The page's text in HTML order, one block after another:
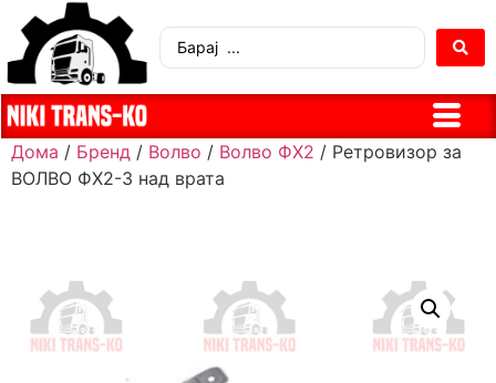
Дома / Бренд / Волво / Волво ФХ2 / Ретровизор за
ВОЛВО ФХ2-3 над врата